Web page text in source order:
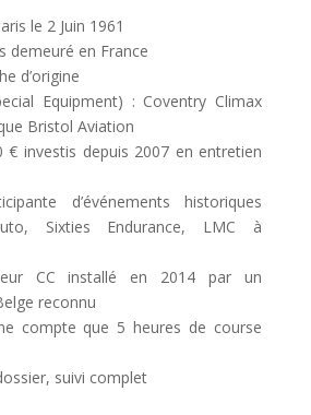
le 2 Juin 1961
demeuré en France
d’origine
Equipment) : Coventry Climax
Bristol Aviation
€ investis depuis 2007 en entretien
d’événements historiques
Sixties Endurance, LMC à
CC installé en 2014 par un
reconnu
compte que 5 heures de course
suivi complet